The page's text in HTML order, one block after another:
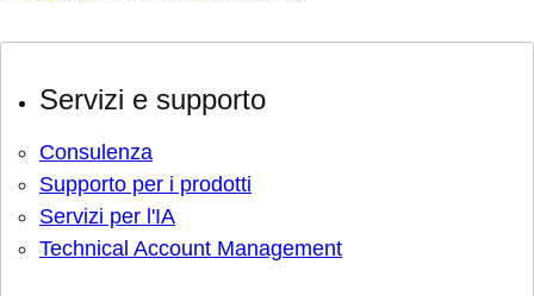
Servizi e supporto
Consulenza
Supporto per i prodotti
Servizi per l'IA
Technical Account Management